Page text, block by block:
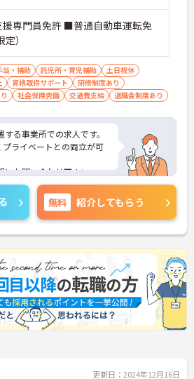
専門員免許 ■普通自動車運転免
）
当・補助 託児所・育児補助
土日祝休
資格取得サポート
研修制度あり
社会保険完備 交通費支給 退職金制度あり
る事業所での求人です。
ライベートとの両立が可
にお問い合わせ下さい。
無料 紹介してもらう
更新日：2024年12月16日